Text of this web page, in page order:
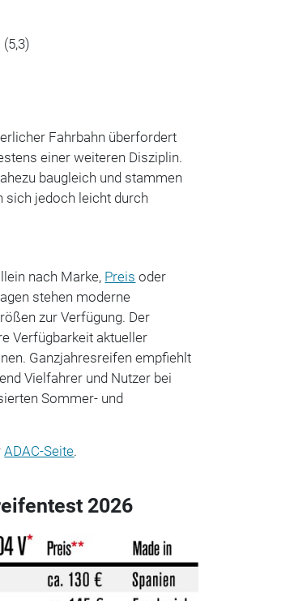
Fahrbahn überfordert
einer weiteren Disziplin.
baugleich und stammen
sich jedoch leicht durch
nach Marke, Preis oder
stehen moderne
zur Verfügung. Der
Verfügbarkeit aktueller
Ganzjahresreifen empfiehlt
Vielfahrer und Nutzer bei
Sommer- und
ADAC-Seite.
2026